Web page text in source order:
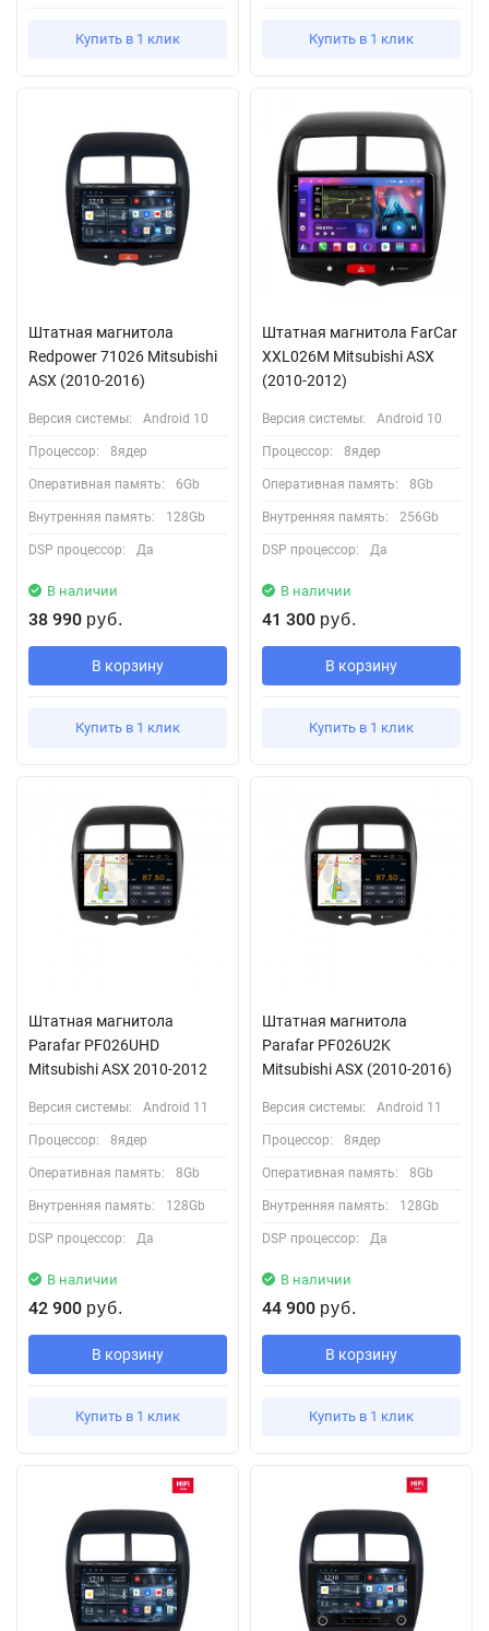
Купить в 1 клик Купить в 1 клик
Штатная магнитола
Redpower 71026 Mitsubishi
ASX (2010-2016)
Версия системы: Android 10
Процессор: 8ядер
Оперативная память: 6Gb
Внутренняя память: 128Gb
DSP процессор: Да
В наличии
38 990 руб.
В корзину
Купить в 1 клик
Штатная магнитола FarCar
XXL026M Mitsubishi ASX
(2010-2012)
Версия системы: Android 10
Процессор: 8ядер
Оперативная память: 8Gb
Внутренняя память: 256Gb
DSP процессор: Да
В наличии
41 300 руб.
В корзину
Купить в 1 клик
Штатная магнитола
Parafar PF026UHD
Mitsubishi ASX 2010-2012
Версия системы: Android 11
Процессор: 8ядер
Оперативная память: 8Gb
Внутренняя память: 128Gb
DSP процессор: Да
В наличии
42 900 руб.
В корзину
Купить в 1 клик
Штатная магнитола
Parafar PF026U2K
Mitsubishi ASX (2010-2016)
Версия системы: Android 11
Процессор: 8ядер
Оперативная память: 8Gb
Внутренняя память: 128Gb
DSP процессор: Да
В наличии
44 900 руб.
В корзину
Купить в 1 клик